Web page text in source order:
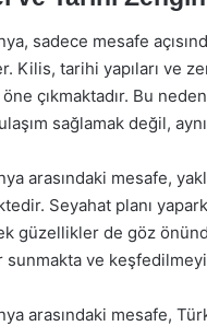
sadece mesafe
Kilis, tarihi yapıları ve
çıkmaktadır. Bu
sağlamak değil,
arasındaki mesafe,
Seyahat planı
güzellikler de göz
ve
arasındaki mesafe,